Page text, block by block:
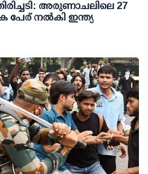
അരുണാചലിലെ 27
പേര് നല്‍കി ഇന്ത്യ